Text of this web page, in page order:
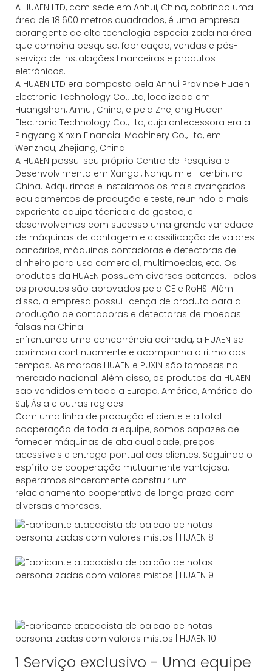
A HUAEN LTD, com sede em Anhui, China, cobrindo uma
área de 18.600 metros quadrados, é uma empresa
abrangente de alta tecnologia especializada na área
que combina pesquisa, fabricação, vendas e pós-
serviço de instalações financeiras e produtos
eletrônicos.
A HUAEN LTD era composta pela Anhui Province Huaen
Electronic Technology Co., Ltd, localizada em
Huangshan, Anhui, China, e pela Zhejiang Huaen
Electronic Technology Co., Ltd, cuja antecessora era a
Pingyang Xinxin Financial Machinery Co., Ltd, em
Wenzhou, Zhejiang, China.
A HUAEN possui seu próprio Centro de Pesquisa e
Desenvolvimento em Xangai, Nanquim e Haerbin, na
China. Adquirimos e instalamos os mais avançados
equipamentos de produção e teste, reunindo a mais
experiente equipe técnica e de gestão, e
desenvolvemos com sucesso uma grande variedade
de máquinas de contagem e classificação de valores
bancários, máquinas contadoras e detectoras de
dinheiro para uso comercial, multimoedas, etc. Os
produtos da HUAEN possuem diversas patentes. Todos
os produtos são aprovados pela CE e RoHS. Além
disso, a empresa possui licença de produto para a
produção de contadoras e detectoras de moedas
falsas na China.
Enfrentando uma concorrência acirrada, a HUAEN se
aprimora continuamente e acompanha o ritmo dos
tempos. As marcas HUAEN e PUXIN são famosas no
mercado nacional. Além disso, os produtos da HUAEN
são vendidos em toda a Europa, América, América do
Sul, Ásia e outras regiões.
Com uma linha de produção eficiente e a total
cooperação de toda a equipe, somos capazes de
fornecer máquinas de alta qualidade, preços
acessíveis e entrega pontual aos clientes. Seguindo o
espírito de cooperação mutuamente vantajosa,
esperamos sinceramente construir um
relacionamento cooperativo de longo prazo com
diversas empresas.
1 Serviço exclusivo - Uma equipe